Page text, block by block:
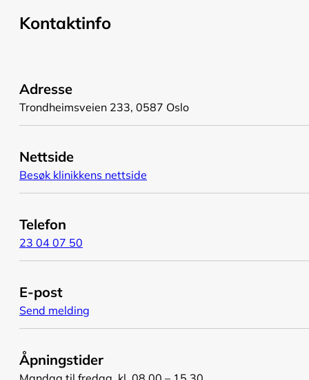
Kontaktinfo
Adresse
Trondheimsveien 233, 0587 Oslo
Åpningstider
Telefon
23 04 07 50
E-post
Send melding
Nettside
Besøk klinikkens nettside